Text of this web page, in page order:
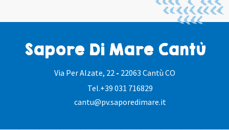
Sapore Di Mare Cantù
Via Per Alzate, 22 - 22063 Cantù CO
Tel.+39 031 716829
cantu@pv.saporedimare.it